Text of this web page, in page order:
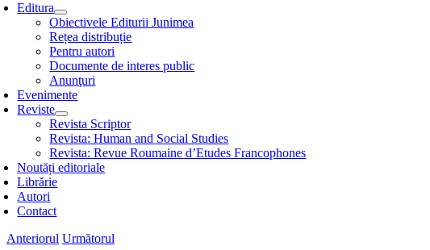
Editura
Obiectivele Editurii Junimea
Rețea distribuție
Pentru autori
Documente de interes public
Anunţuri
Evenimente
Reviste
Revista Scriptor
Revista: Human and Social Studies
Revista: Revue Roumaine d’Etudes Francophones
Noutăți editoriale
Librărie
Autori
Contact
Anteriorul Următorul